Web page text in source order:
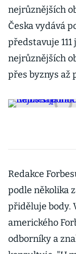
nejrůznějších
Česka vydává
představuje
nejrůznějších
přes byznys až
Redakce
podle několika
přiděluje body.
amerického
odborníky a